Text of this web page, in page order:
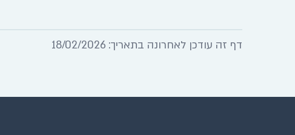
דף זה עודכן לאחרונה בתאריך: 18/02/2026